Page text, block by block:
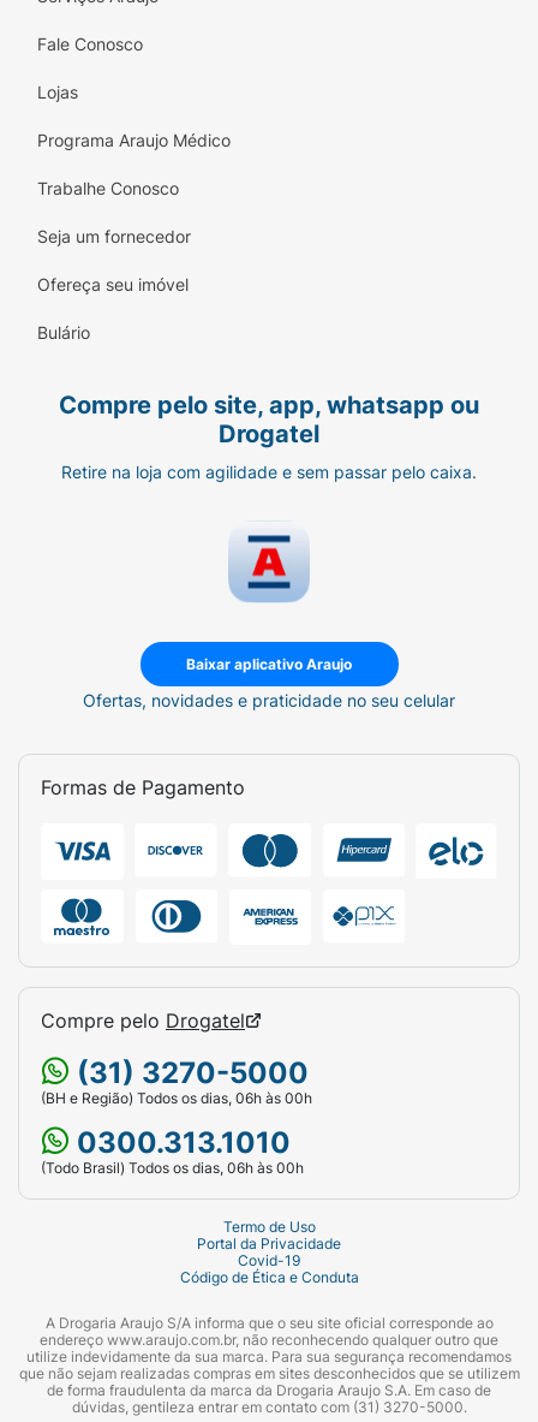
Fale Conosco
Lojas
Programa Araujo Médico
Trabalhe Conosco
Seja um fornecedor
Ofereça seu imóvel
Bulário
Compre pelo site, app, whatsapp ou
Drogatel
Retire na loja com agilidade e sem passar pelo caixa.
Baixar aplicativo Araujo
Ofertas, novidades e praticidade no seu celular
Formas de Pagamento
Compre pelo Drogatel
(31) 3270-5000
(BH e Região) Todos os dias, 06h às 00h
0300.313.1010
(Todo Brasil) Todos os dias, 06h às 00h
Termo de Uso
Portal da Privacidade
Covid-19
Código de Ética e Conduta
A Drogaria Araujo S/A informa que o seu site oficial corresponde ao
endereço www.araujo.com.br, não reconhecendo qualquer outro que
utilize indevidamente da sua marca. Para sua segurança recomendamos
que não sejam realizadas compras em sites desconhecidos que se utilizem
de forma fraudulenta da marca da Drogaria Araujo S.A. Em caso de
dúvidas, gentileza entrar em contato com (31) 3270-5000.